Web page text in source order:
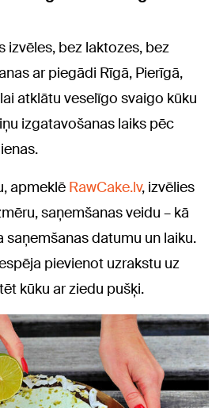
izvēles, bez laktozes, bez
ar piegādi Rīgā, Pierīgā,
atklātu veselīgo svaigo kūku
izgatavošanas laiks pēc
apmeklē RawCake.lv, izvēlies
saņemšanas veidu – kā
datumu un laiku.
pievienot uzrakstu uz
kūku ar ziedu pušķi.